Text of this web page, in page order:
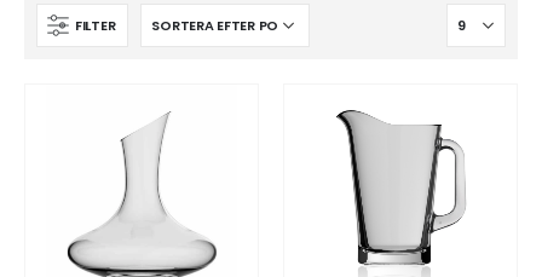
FILTER